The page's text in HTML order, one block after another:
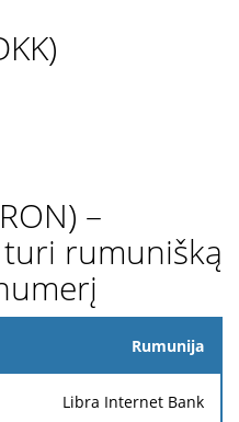
–
rumunišką
Rumunija
Libra Internet Bank